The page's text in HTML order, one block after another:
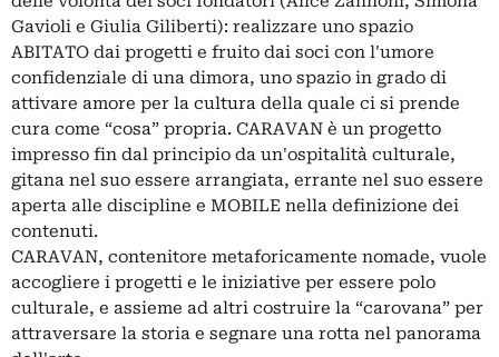
Gavioli e Giulia Giliberti): realizzare uno spazio
ABITATO dai progetti e fruito dai soci con l'umore
confidenziale di una dimora, uno spazio in grado di
attivare amore per la cultura della quale ci si prende
cura come “cosa” propria. CARAVAN è un progetto
impresso fin dal principio da un'ospitalità culturale,
gitana nel suo essere arrangiata, errante nel suo essere
aperta alle discipline e MOBILE nella definizione dei
contenuti.
CARAVAN, contenitore metaforicamente nomade, vuole
accogliere i progetti e le iniziative per essere polo
culturale, e assieme ad altri costruire la “carovana” per
attraversare la storia e segnare una rotta nel panorama